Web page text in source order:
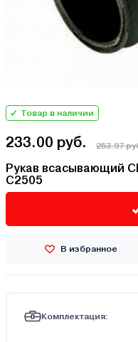
Товар в наличии
233.00 руб. 253.97
Рукав всасывающий
C2505
В избранное
Комплектация: